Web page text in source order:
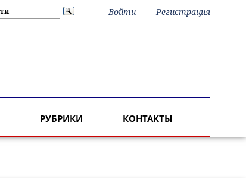
Войти Регистрация
РУБРИКИ КОНТАКТЫ